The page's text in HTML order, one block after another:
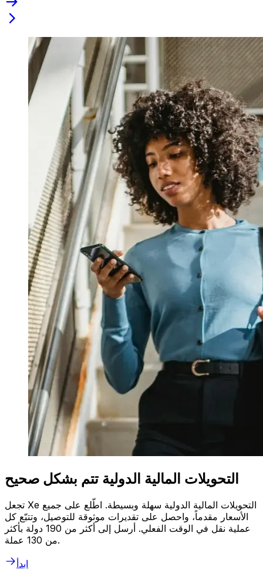
التحويلات المالية الدولية تتم بشكل صحيح
تجعل Xe التحويلات المالية الدولية سهلة وبسيطة. اطّلع على جميع
الأسعار مقدماً، واحصل على تقديرات موثوقة للتوصيل، وتتبّع كل
عملية نقل في الوقت الفعلي. أرسل إلى أكثر من 190 دولة بأكثر
من 130 عملة.
ابدأ